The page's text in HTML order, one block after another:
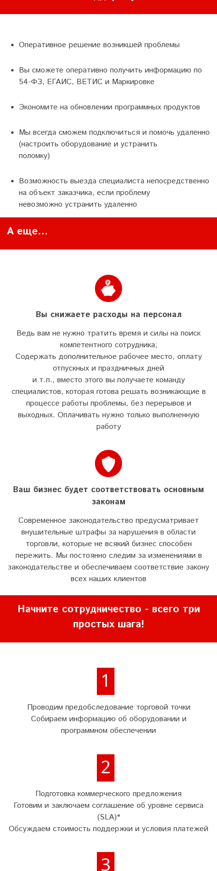
Оперативное решение возникшей проблемы
Вы сможете оперативно получить информацию по
54-ФЗ, ЕГАИС, ВЕТИС и Маркировке
Экономите на обновлении программных продуктов
Мы всегда сможем подключиться и помочь удаленно
(настроить оборудование и устранить
поломку)
Возможность выезда специалиста непосредственно
на объект заказчика, если проблему
невозможно устранить удаленно
А еще...
Вы снижаете расходы на персонал
Ведь вам не нужно тратить время и силы на поиск
компетентного сотрудника;
Содержать дополнительное рабочее место, оплату
отпускных и праздничных дней
и т.п., вместо этого вы получаете команду
специалистов, которая готова решать возникающие в
процессе работы проблемы, без перерывов и
выходных. Оплачивать нужно только выполненную
работу
Ваш бизнес будет соответствовать основным
законам
Современное законодательство предусматривает
внушительные штрафы за нарушения в области
торговли, которые не всякий бизнес способен
пережить. Мы постоянно следим за изменениями в
законодательстве и обеспечиваем соответствие закону
всех наших клиентов
Начните сотрудничество - всего три
простых шага!
Проводим предобследование торговой точки
Собираем информацию об оборудовании и
программном обеспечении
Подготовка коммерческого предложения
Готовим и заключаем соглашение об уровне сервиса
(SLA)*
Обсуждаем стоимость поддержки и условия платежей